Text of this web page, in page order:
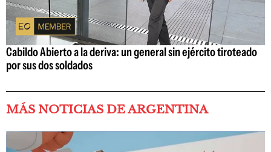
Cabildo Abierto a la deriva: un general sin ejército tiroteado
por sus dos soldados
MÁS NOTICIAS DE ARGENTINA